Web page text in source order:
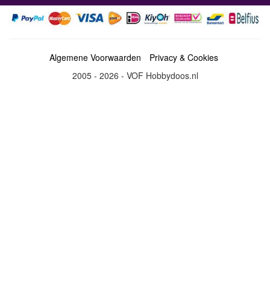
Algemene Voorwaarden
Privacy & Cookies
2005 - 2026 - VOF Hobbydoos.nl